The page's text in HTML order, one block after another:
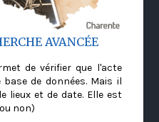
AVANCÉE
de vérifier que l'acte
de données. Mais il
lieux et de date. Elle est
non)